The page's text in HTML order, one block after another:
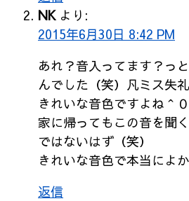
NK より:
2015年6月30日 8:42 PM
あれ？音入ってます？っ
んでした（笑）凡ミス失礼
きれいな音色ですよね＾
家に帰ってもこの音を聞
ではないはず（笑）
きれいな音色で本当によ
返信